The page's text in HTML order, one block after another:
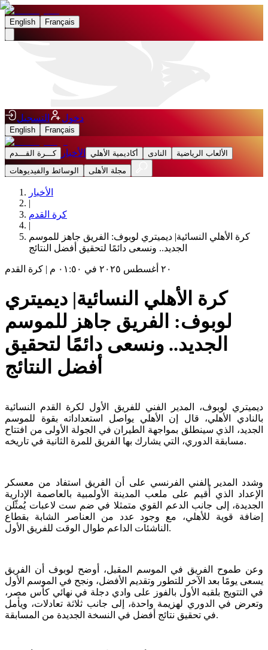
English Français
دخول التسجيل
English Français
كـــرة القـــدم الأخبار أكاديمية الأهلي النادى
الألعاب الرياضية
الوسائط والفيديوهات
مجلة الأهلى
الأخبار
|
كرة القدم
|
كرة الأهلي النسائية| ديميتري لوبوف: الفريق جاهز للموسم
الجديد.. ونسعى دائمًا لتحقيق أفضل النتائج
٢٠ أغسطس ٢٠٢٥ في ٠١:٥٠ م | كرة القدم
كرة الأهلي النسائية| ديميتري
لوبوف: الفريق جاهز للموسم
الجديد.. ونسعى دائمًا لتحقيق
أفضل النتائج
ديميتري لوبوف، المدير الفني للفريق الأول لكرة القدم النسائية
بالنادي الأهلي، قال إن الأهلي يواصل استعداداته بقوة للموسم
الجديد، الذي سينطلق بمواجهة الطيران في الجولة الأولى من افتتاح
مسابقة الدوري، التي يشارك بها الفريق للمرة الثانية في تاريخه.
وشدد المدير الفني الفرنسي على أن الفريق استفاد من معسكر
الإعداد الذي أُقيم على ملعب المدينة الأولمبية بالعاصمة الإدارية
الجديدة، إلى جانب الدعم القوي متمثلا في ضم ست لاعبات يُمثّلن
إضافة قوية للأهلي، مع وجود عدد من العناصر الشابة بقطاع
الناشئات الداعم طوال الوقت للفريق الأول.
وعن طموح الفريق في الموسم المقبل، أوضح لوبوف أن الفريق
يسعى يومًا بعد الآخر للتطور وتقديم الأفضل، ونجح في الموسم الأول
في التتويج بلقبه الأول بالفوز على وادي دجلة في نهائي كأس مصر،
وتعرض في الدوري لهزيمة واحدة، إلى جانب ثلاثة تعادلات، ويأمل
في تحقيق نتائج أفضل في النسخة الجديدة من المسابقة.